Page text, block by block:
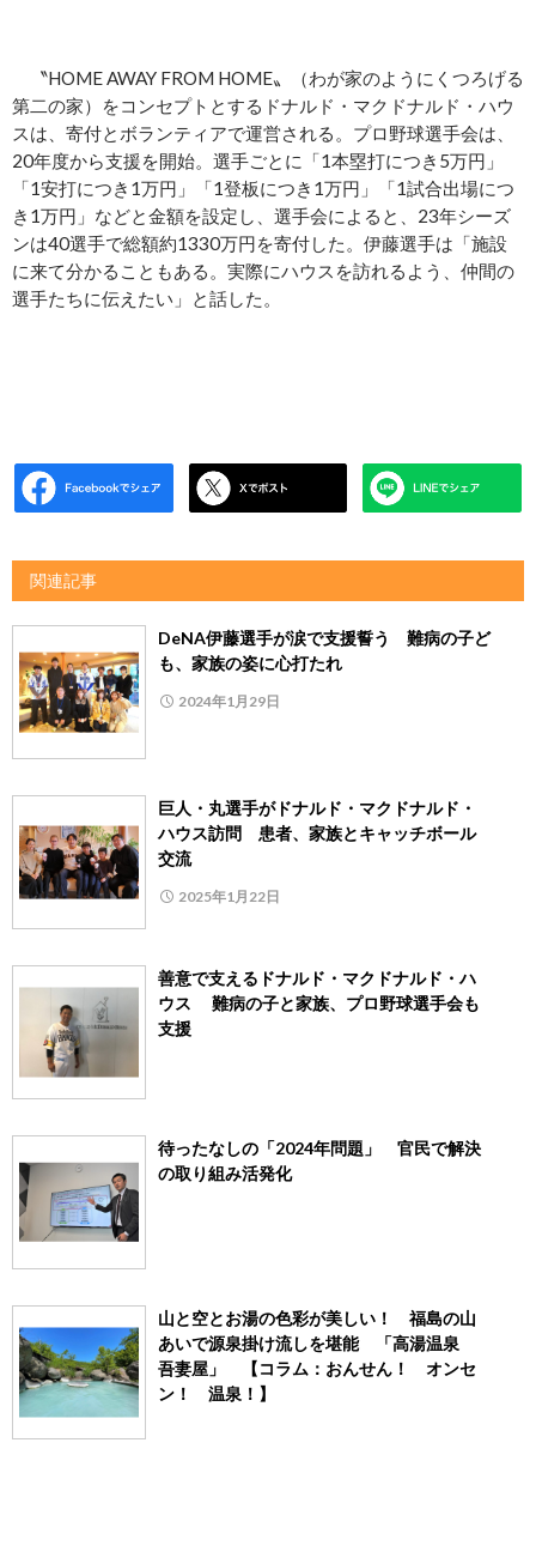
〝HOME AWAY FROM HOME〟（わが家のようにくつろげる
第二の家）をコンセプトとするドナルド・マクドナルド・ハウ
スは、寄付とボランティアで運営される。プロ野球選手会は、
20年度から支援を開始。選手ごとに「1本塁打につき5万円」
「1安打につき1万円」「1登板につき1万円」「1試合出場につ
き1万円」などと金額を設定し、選手会によると、23年シーズ
ンは40選手で総額約1330万円を寄付した。伊藤選手は「施設
に来て分かることもある。実際にハウスを訪れるよう、仲間の
選手たちに伝えたい」と話した。
関連記事
DeNA伊藤選手が涙で支援誓う 難病の子ど
も、家族の姿に心打たれ
2024年1月29日
巨人・丸選手がドナルド・マクドナルド・
ハウス訪問 患者、家族とキャッチボール
交流
2025年1月22日
善意で支えるドナルド・マクドナルド・ハ
ウス 難病の子と家族、プロ野球選手会も
支援
待ったなしの「2024年問題」 官民で解決
の取り組み活発化
山と空とお湯の色彩が美しい！ 福島の山
あいで源泉掛け流しを堪能 「高湯温泉
吾妻屋」 【コラム：おんせん！ オンセ
ン！ 温泉！】